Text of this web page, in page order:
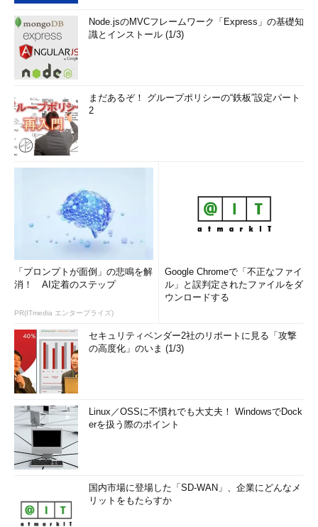
Node.jsのMVCフレームワーク「Express」の基礎知
識とインストール (1/3)
まだあるぞ！ グループポリシーの“鉄板”設定パート
2
「プロンプトが面倒」の悲鳴を解
消！ AI定着のステップ
PR(ITmedia エンタープライズ)
Google Chromeで「不正なファイ
ル」と誤判定されたファイルをダ
ウンロードする
セキュリティベンダー2社のリポートに見る「攻撃
の高度化」のいま (1/3)
Linux／OSSに不慣れでも大丈夫！ WindowsでDock
erを扱う際のポイント
国内市場に登場した「SD-WAN」、企業にどんなメ
リットをもたらすか